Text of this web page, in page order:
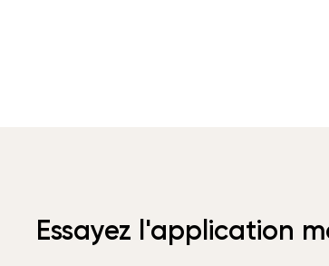
Essayez l'application